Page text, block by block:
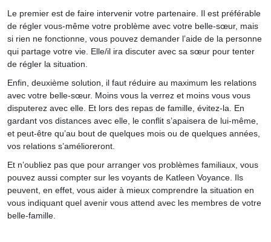
Le premier est de faire intervenir votre partenaire. Il est préférable
de régler vous-même votre problème avec votre belle-sœur, mais
si rien ne fonctionne, vous pouvez demander l’aide de la personne
qui partage votre vie. Elle/il ira discuter avec sa sœur pour tenter
de régler la situation.
Enfin, deuxième solution, il faut réduire au maximum les relations
avec votre belle-sœur. Moins vous la verrez et moins vous vous
disputerez avec elle. Et lors des repas de famille, évitez-la. En
gardant vos distances avec elle, le conflit s’apaisera de lui-même,
et peut-être qu’au bout de quelques mois ou de quelques années,
vos relations s’amélioreront.
Et n’oubliez pas que pour arranger vos problèmes familiaux, vous
pouvez aussi compter sur les voyants de Katleen Voyance. Ils
peuvent, en effet, vous aider à mieux comprendre la situation en
vous indiquant quel avenir vous attend avec les membres de votre
belle-famille.